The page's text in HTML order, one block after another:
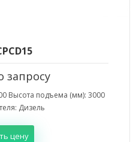
запросу
Высота подъема (мм): 3000
Дизель
цену